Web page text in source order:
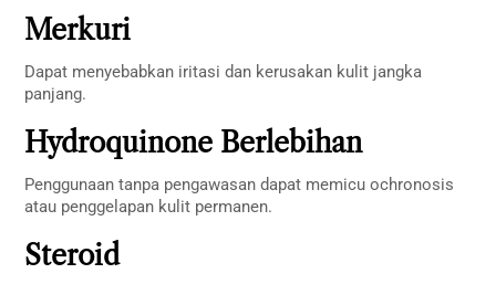
Merkuri
Dapat menyebabkan iritasi dan kerusakan kulit jangka
panjang.
Hydroquinone Berlebihan
Penggunaan tanpa pengawasan dapat memicu ochronosis
atau penggelapan kulit permanen.
Steroid